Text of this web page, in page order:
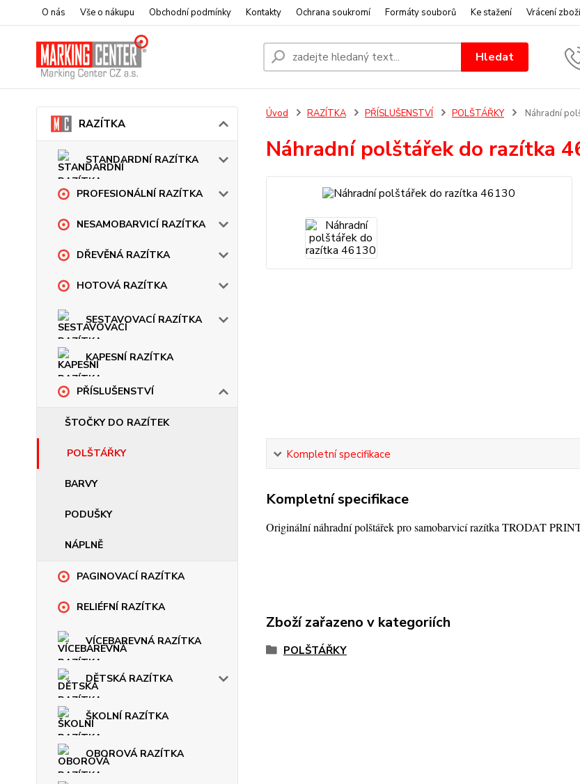
O nás Vše o nákupu Obchodní podmínky Kontakty Ochrana soukromí Formáty souborů Ke stažení Vrácení zboží
Hledat
RAZÍTKA
STANDARDNÍ RAZÍTKA
PROFESIONÁLNÍ RAZÍTKA
NESAMOBARVICÍ RAZÍTKA
DŘEVĚNÁ RAZÍTKA
HOTOVÁ RAZÍTKA
SESTAVOVACÍ RAZÍTKA
KAPESNÍ RAZÍTKA
PŘÍSLUŠENSTVÍ
ŠTOČKY DO RAZÍTEK
POLŠTÁŘKY
BARVY
PODUŠKY
NÁPLNĚ
PAGINOVACÍ RAZÍTKA
RELIÉFNÍ RAZÍTKA
VÍCEBAREVNÁ RAZÍTKA
DĚTSKÁ RAZÍTKA
ŠKOLNÍ RAZÍTKA
OBOROVÁ RAZÍTKA
Úvod RAZÍTKA PŘÍSLUŠENSTVÍ POLŠTÁŘKY Náhradní
Náhradní polštářek do razítka
Kompletní specifikace
Kompletní specifikace
Originální náhradní polštářek pro samobarvicí razítka TRODAT
Zboží zařazeno v kategoriích
POLŠTÁŘKY